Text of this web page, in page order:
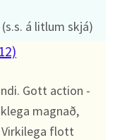
á litlum skjá)
Gott action -
magnað,
flott